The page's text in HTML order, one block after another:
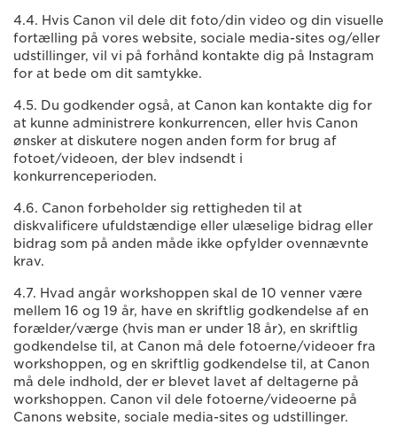
4.4. Hvis Canon vil dele dit foto/din video og din visuelle
fortælling på vores website, sociale media-sites og/eller
udstillinger, vil vi på forhånd kontakte dig på Instagram
for at bede om dit samtykke.
4.5. Du godkender også, at Canon kan kontakte dig for
at kunne administrere konkurrencen, eller hvis Canon
ønsker at diskutere nogen anden form for brug af
fotoet/videoen, der blev indsendt i
konkurrenceperioden.
4.6. Canon forbeholder sig rettigheden til at
diskvalificere ufuldstændige eller ulæselige bidrag eller
bidrag som på anden måde ikke opfylder ovennævnte
krav.
4.7. Hvad angår workshoppen skal de 10 venner være
mellem 16 og 19 år, have en skriftlig godkendelse af en
forælder/værge (hvis man er under 18 år), en skriftlig
godkendelse til, at Canon må dele fotoerne/videoer fra
workshoppen, og en skriftlig godkendelse til, at Canon
må dele indhold, der er blevet lavet af deltagerne på
workshoppen. Canon vil dele fotoerne/videoerne på
Canons website, sociale media-sites og udstillinger.